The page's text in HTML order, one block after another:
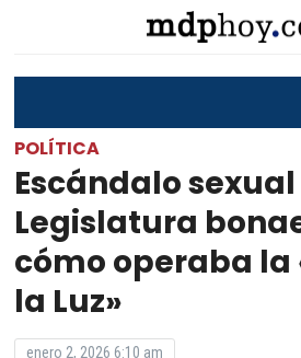
POLÍTICA
Escándalo
Legislatura
cómo operaba la
la Luz»
enero 2, 2026 6:10 am